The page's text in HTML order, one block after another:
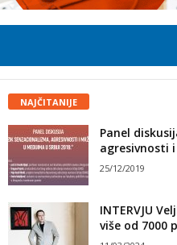
NAJČITANIJE
Panel
agresivnosti
25/12/2019
INTERVJU
više od 7000